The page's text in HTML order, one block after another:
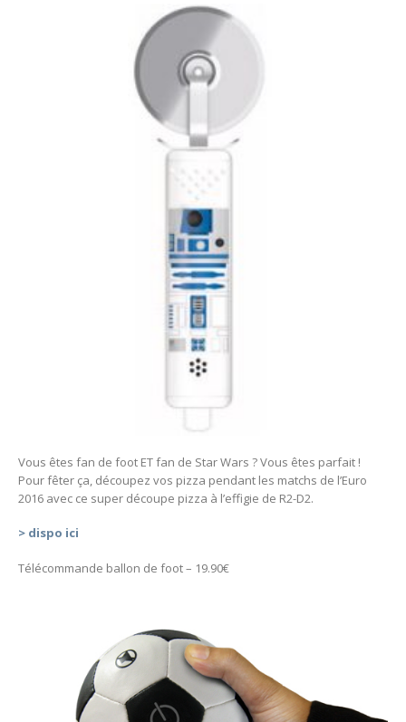
Vous êtes fan de foot ET fan de Star Wars ? Vous êtes parfait !
Pour fêter ça, découpez vos pizza pendant les matchs de l’Euro
2016 avec ce super découpe pizza à l’effigie de R2-D2.
> dispo ici
Télécommande ballon de foot – 19.90€